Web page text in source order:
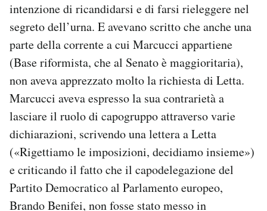
intenzione di ricandidarsi e di farsi rieleggere nel
segreto dell’urna. E avevano scritto che anche una
parte della corrente a cui Marcucci appartiene
(Base riformista, che al Senato è maggioritaria),
non aveva apprezzato molto la richiesta di Letta.
Marcucci aveva espresso la sua contrarietà a
lasciare il ruolo di capogruppo attraverso varie
dichiarazioni, scrivendo una lettera a Letta
(«Rigettiamo le imposizioni, decidiamo insieme»)
e criticando il fatto che il capodelegazione del
Partito Democratico al Parlamento europeo,
Brando Benifei, non fosse stato messo in